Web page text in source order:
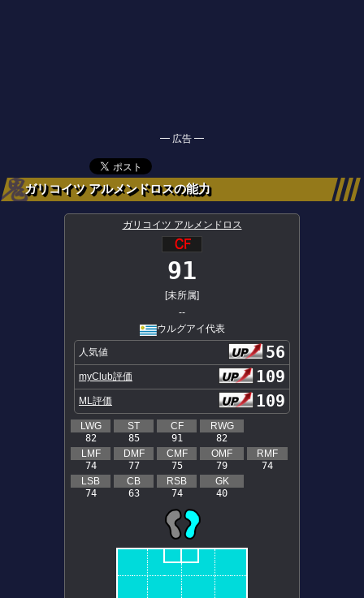
━ 広告 ━
ガリコイツ アルメンドロスの能力
ガリコイツ アルメンドロス
91
[未所属]
--
ウルグアイ代表
人気値 56
myClub評価 109
ML評価 109
LWG
82
ST
85
CF
91
RWG
82
LMF
74
DMF
77
CMF
75
OMF
79
RMF
74
LSB
74
CB
63
RSB
74
GK
40